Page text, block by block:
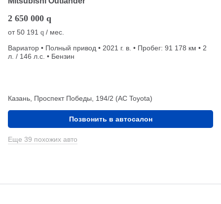
2 650 000 q
от50 191 q / мес.
Вариатор • Полный привод • 2021 г. в. • Пробег: 91 178 км • 2
л. / 146 л.с. • Бензин
Казань, Проспект Победы, 194/2 (АС Toyota)
Позвонить в автосалон
Еще 39 похожих авто